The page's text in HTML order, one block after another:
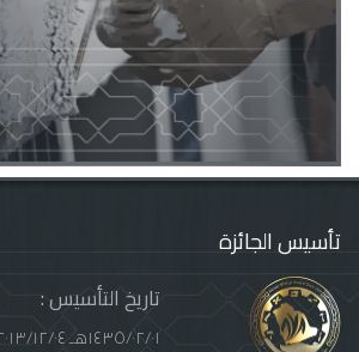
تأسيس الجائزة
: تاريخ التأسيس
١٤٣٥/٠٢/٠١هـ ٢٠١٣/١٢/٠٤م